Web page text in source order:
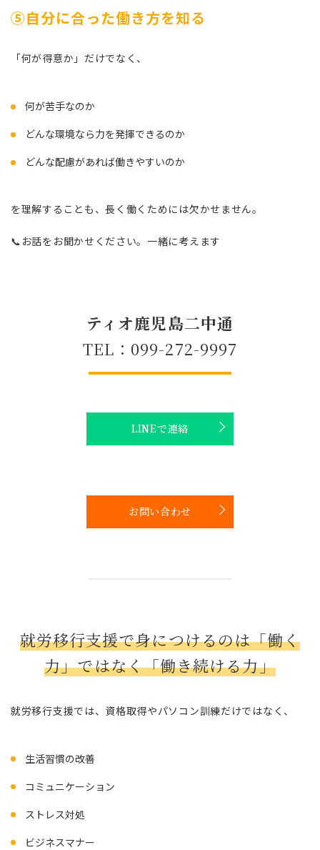
⑤自分に合った働き方を知る
「何が得意か」だけでなく、
何が苦手なのか
どんな環境なら力を発揮できるのか
どんな配慮があれば働きやすいのか
を理解することも、長く働くためには欠かせません。
📞お話をお聞かせください。一緒に考えます
ティオ鹿児島二中通
TEL：099-272-9997
LINEで連絡
お問い合わせ
就労移行支援で身につけるのは「働く
力」ではなく「働き続ける力」
就労移行支援では、資格取得やパソコン訓練だけではなく、
生活習慣の改善
コミュニケーション
ストレス対処
ビジネスマナー